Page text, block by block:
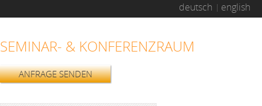
deutsch english
SEMINAR- & KONFERENZRAUM
ANFRAGE SENDEN